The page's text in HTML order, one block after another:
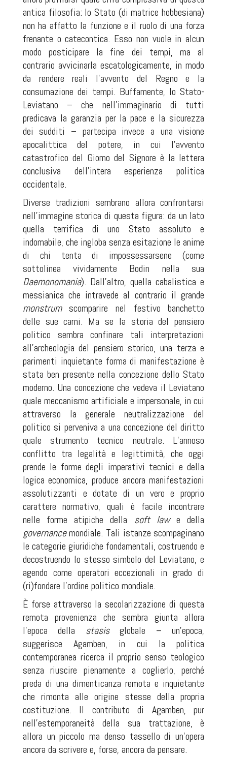
antica filosofia: lo Stato (di matrice hobbesiana)
non ha affatto la funzione e il ruolo di una forza
frenante o catecontica. Esso non vuole in alcun
modo posticipare la fine dei tempi, ma al
contrario avvicinarla escatologicamente, in modo
da rendere reali l’avvento del Regno e la
consumazione dei tempi. Buffamente, lo Stato-
Leviatano – che nell’immaginario di tutti
predicava la garanzia per la pace e la sicurezza
dei sudditi – partecipa invece a una visione
apocalittica del potere, in cui l’avvento
catastrofico del Giorno del Signore è la lettera
conclusiva dell’intera esperienza politica
occidentale.
Diverse tradizioni sembrano allora confrontarsi
nell’immagine storica di questa figura: da un lato
quella terrifica di uno Stato assoluto e
indomabile, che ingloba senza esitazione le anime
di chi tenta di impossessarsene (come
sottolinea vividamente Bodin nella sua
Daemonomania). Dall’altro, quella cabalistica e
messianica che intravede al contrario il grande
monstrum scomparire nel festivo banchetto
delle sue carni. Ma se la storia del pensiero
politico sembra confinare tali interpretazioni
all’archeologia del pensiero storico, una terza e
parimenti inquietante forma di manifestazione è
stata ben presente nella concezione dello Stato
moderno. Una concezione che vedeva il Leviatano
quale meccanismo artificiale e impersonale, in cui
attraverso la generale neutralizzazione del
politico si perveniva a una concezione del diritto
quale strumento tecnico neutrale. L’annoso
conflitto tra legalità e legittimità, che oggi
prende le forme degli imperativi tecnici e della
logica economica, produce ancora manifestazioni
assolutizzanti e dotate di un vero e proprio
carattere normativo, quali è facile incontrare
nelle forme atipiche della soft lawe della
governancemondiale. Tali istanze scompaginano
le categorie giuridiche fondamentali, costruendo e
decostruendo lo stesso simbolo del Leviatano, e
agendo come operatori eccezionali in grado di
(ri)fondare l’ordine politico mondiale.
È forse attraverso la secolarizzazione di questa
remota provenienza che sembra giunta allora
l’epoca della stasisglobale – un’epoca,
suggerisce Agamben, in cui la politica
contemporanea ricerca il proprio senso teologico
senza riuscire pienamente a coglierlo, perché
preda di una dimenticanza remota e inquietante
che rimonta alle origine stesse della propria
costituzione. Il contributo di Agamben, pur
nell’estemporaneità della sua trattazione, è
allora un piccolo ma denso tassello di un’opera
ancora da scrivere e, forse, ancora da pensare.